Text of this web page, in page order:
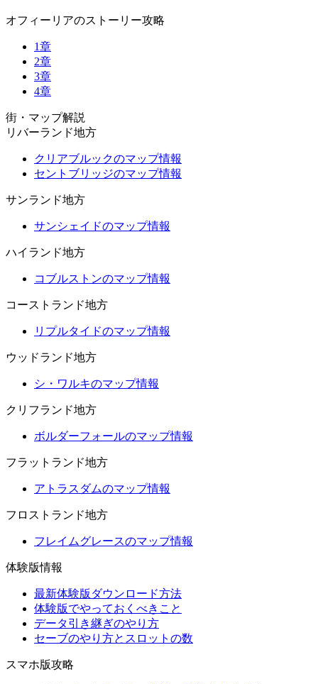
オフィーリアのストーリー攻略
1章
2章
3章
4章
街・マップ解説
リバーランド地方
クリアブルックのマップ情報
セントブリッジのマップ情報
サンランド地方
サンシェイドのマップ情報
ハイランド地方
コブルストンのマップ情報
コーストランド地方
リプルタイドのマップ情報
ウッドランド地方
シ・ワルキのマップ情報
クリフランド地方
ボルダーフォールのマップ情報
フラットランド地方
アトラスダムのマップ情報
フロストランド地方
フレイムグレースのマップ情報
体験版情報
最新体験版ダウンロード方法
体験版でやっておくべきこと
データ引き継ぎのやり方
セーブのやり方とスロットの数
スマホ版攻略